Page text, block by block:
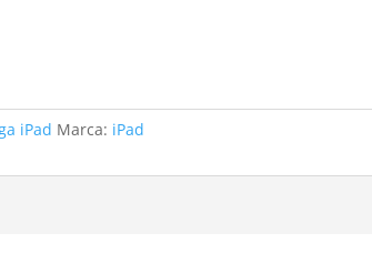
iPad Marca: iPad